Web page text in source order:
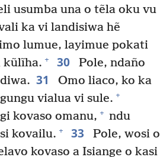
usumba una o tẽla oku vu
ka vi landisiwa hẽ
lumue, layimue pokati
kũlĩha. + 30
Pole, ndaño
31
Omo liaco, ko ka
vialua vi sule. +
kovaso omanu, + ndu
kovailu. + 33
Pole, wosi o
kovaso a Isiange o kasi